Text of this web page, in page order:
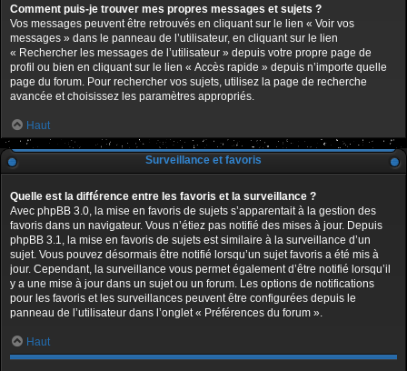
Comment puis-je trouver mes propres messages et sujets ?
Vos messages peuvent être retrouvés en cliquant sur le lien « Voir vos
messages » dans le panneau de l’utilisateur, en cliquant sur le lien
« Rechercher les messages de l’utilisateur » depuis votre propre page de
profil ou bien en cliquant sur le lien « Accès rapide » depuis n’importe quelle
page du forum. Pour rechercher vos sujets, utilisez la page de recherche
avancée et choisissez les paramètres appropriés.
Haut
Surveillance et favoris
Quelle est la différence entre les favoris et la surveillance ?
Avec phpBB 3.0, la mise en favoris de sujets s’apparentait à la gestion des
favoris dans un navigateur. Vous n’étiez pas notifié des mises à jour. Depuis
phpBB 3.1, la mise en favoris de sujets est similaire à la surveillance d’un
sujet. Vous pouvez désormais être notifié lorsqu’un sujet favoris a été mis à
jour. Cependant, la surveillance vous permet également d’être notifié lorsqu’il
y a une mise à jour dans un sujet ou un forum. Les options de notifications
pour les favoris et les surveillances peuvent être configurées depuis le
panneau de l’utilisateur dans l’onglet « Préférences du forum ».
Haut